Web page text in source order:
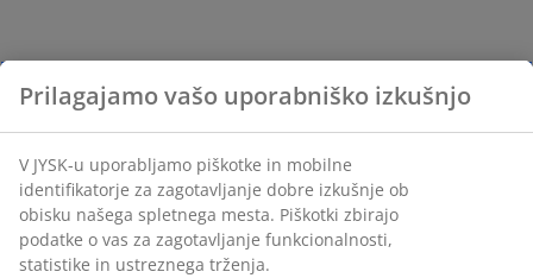
Prilagajamo vašo uporabniško izkušnjo
V JYSK-u uporabljamo piškotke in mobilne
identifikatorje za zagotavljanje dobre izkušnje ob
obisku našega spletnega mesta. Piškotki zbirajo
podatke o vas za zagotavljanje funkcionalnosti,
statistike in ustreznega trženja.